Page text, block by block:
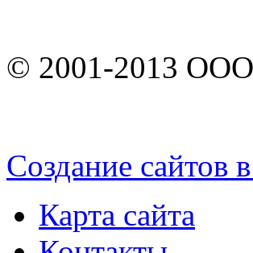
© 2001-2013
Cоздание сайтов
Карта сайта